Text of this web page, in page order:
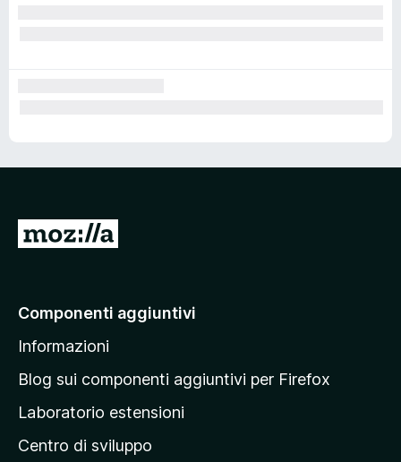
V
a
l
a
a
g
Componenti aggiuntivi
Informazioni
Blog sui componenti aggiuntivi per Firefox
Laboratorio estensioni
Centro di sviluppo